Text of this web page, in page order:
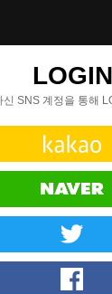
LOGIN
신 SNS 계정을 통해